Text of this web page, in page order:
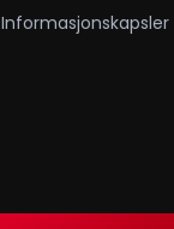
Informasjonskapsler